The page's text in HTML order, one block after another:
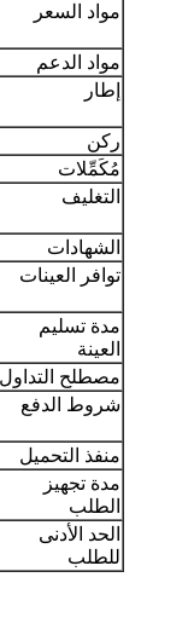
مواد السعر
مواد الدعم
إطار
ركن
مُكَمِّلات
التغليف
الشهادات
توافر العينات
مدة تسليم
العينة
مصطلح التداول
شروط الدفع
منفذ التحميل
مدة تجهيز
الطلب
الحد الأدنى
للطلب